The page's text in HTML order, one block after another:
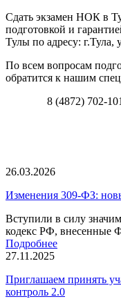
Сдать экзамен НОК в
подготовкой и
Тулы по адресу:
По всем вопросам
обратится к нашим
8 (4872) 702-101,
26.03.2026
Изменения 309-ФЗ:
Вступили в силу
кодекс РФ, внесенные
Подробнее
27.11.2025
Приглашаем принять
контроль 2.0